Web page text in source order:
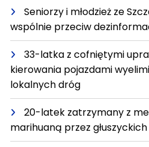
Seniorzy i młodzież ze
wspólnie przeciw
33-latka z cofniętymi
kierowania pojazdami
lokalnych dróg
20-latek zatrzymany z
marihuaną przez